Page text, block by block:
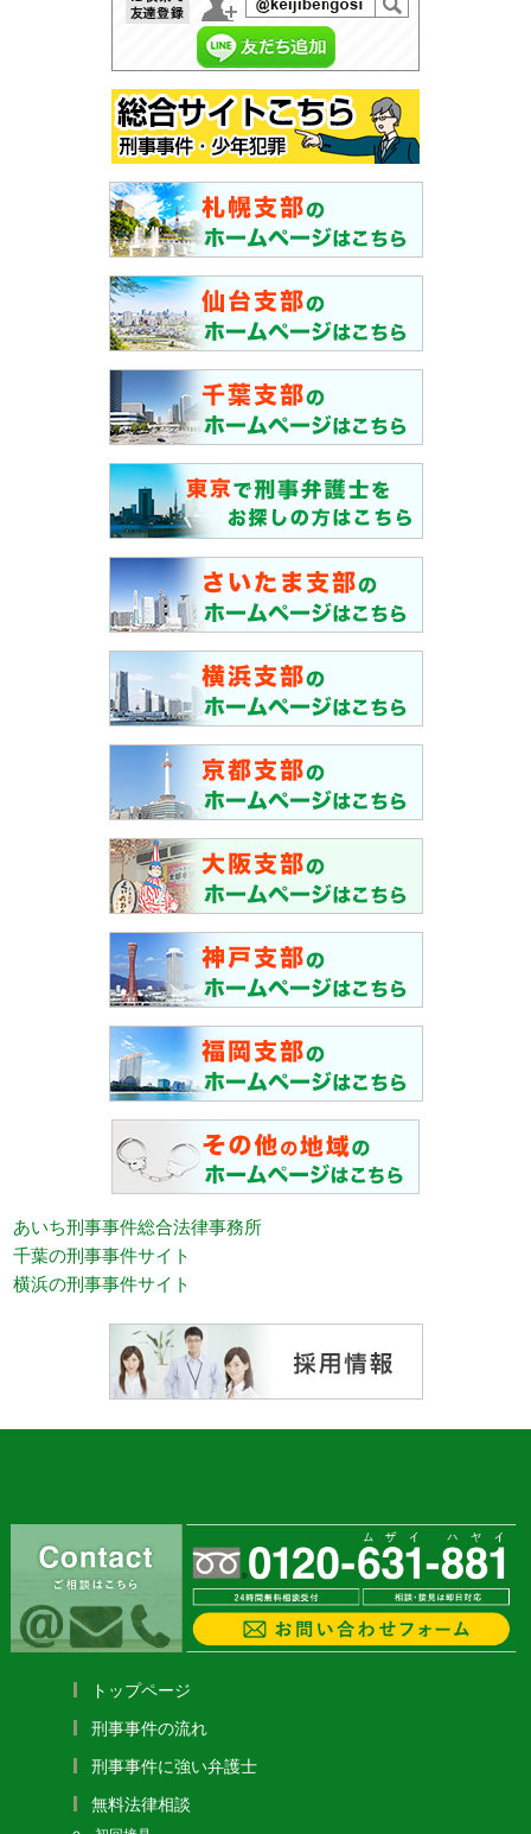
あいち刑事事件総合法律事務所
千葉の刑事事件サイト
横浜の刑事事件サイト
トップページ
刑事事件の流れ
刑事事件に強い弁護士
無料法律相談